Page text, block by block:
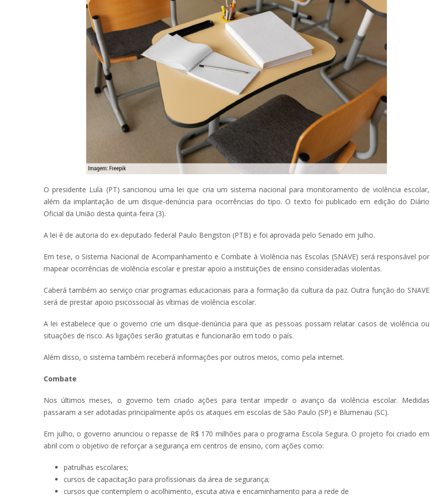
O presidente Lula (PT) sancionou uma lei que cria um sistema nacional para monitoramento de violência escolar,
além da implantação de um disque-denúncia para ocorrências do tipo. O texto foi publicado em edição do Diário
Oficial da União desta quinta-feira (3).
A lei é de autoria do ex-deputado federal Paulo Bengston (PTB) e foi aprovada pelo Senado em julho.
Em tese, o Sistema Nacional de Acompanhamento e Combate à Violência nas Escolas (SNAVE) será responsável por
mapear ocorrências de violência escolar e prestar apoio a instituições de ensino consideradas violentas.
Caberá também ao serviço criar programas educacionais para a formação da cultura da paz. Outra função do SNAVE
será de prestar apoio psicossocial às vítimas de violência escolar.
A lei estabelece que o governo crie um disque-denúncia para que as pessoas possam relatar casos de violência ou
situações de risco. As ligações serão gratuitas e funcionarão em todo o país.
Além disso, o sistema também receberá informações por outros meios, como pela internet.
Combate
Nos últimos meses, o governo tem criado ações para tentar impedir o avanço da violência escolar. Medidas
passaram a ser adotadas principalmente após os ataques em escolas de São Paulo (SP) e Blumenau (SC).
Em julho, o governo anunciou o repasse de R$ 170 milhões para o programa Escola Segura. O projeto foi criado em
abril com o objetivo de reforçar a segurança em centros de ensino, com ações como:
patrulhas escolares;
cursos de capacitação para profissionais da área de segurança;
cursos que contemplem o acolhimento, escuta ativa e encaminhamento para a rede de